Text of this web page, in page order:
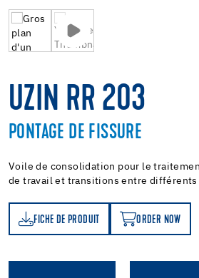
UZIN RR 203
PONTAGE DE FISSURE
Voile de consolidation pour le
de travail et transitions entre différents
FICHE DE PRODUIT ORDER NOW
ORDER NOW